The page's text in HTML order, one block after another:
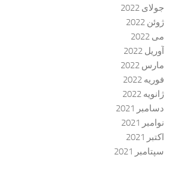
جولای 2022
ژوئن 2022
می 2022
آوریل 2022
مارس 2022
فوریه 2022
ژانویه 2022
دسامبر 2021
نوامبر 2021
اکتبر 2021
سپتامبر 2021